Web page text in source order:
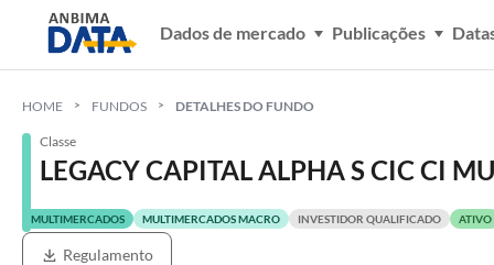
Dados de mercado Publicações
HOME FUNDOS DETALHES DO FUNDO
Classe
LEGACY CAPITAL ALPHA S CIC CI
MULTIMERCADOS MULTIMERCADOS MACRO INVESTIDOR QUALIFICADO ATIVO
Regulamento